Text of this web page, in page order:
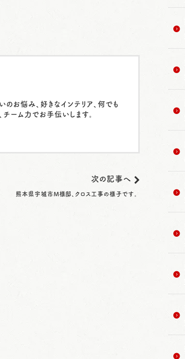
お悩み、好きなインテリア、何でも
ーム力でお手伝いします。
次の記事へ
熊本県宇城市M様邸、クロス工事の様子です。